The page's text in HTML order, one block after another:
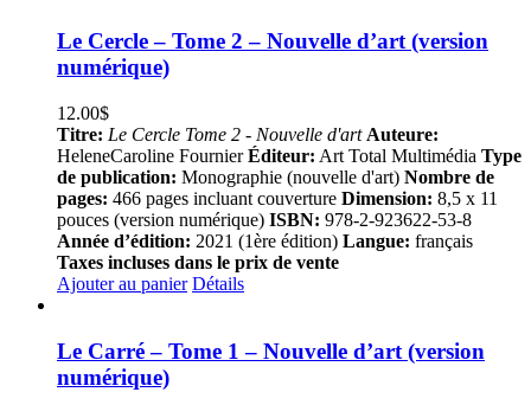
Le Cercle – Tome 2 – Nouvelle d’art (version
numérique)
12.00$
Titre: Le Cercle Tome 2 - Nouvelle d'art Auteure:
HeleneCaroline FournierÉditeur: Art Total Multimédia Type
de publication: Monographie (nouvelle d'art) Nombre de
pages: 466 pages incluant couverture Dimension: 8,5 x 11
pouces (version numérique) ISBN: 978-2-923622-53-8
Année d’édition: 2021 (1ère édition) Langue: français
Taxes incluses dans le prix de vente
Ajouter au panier Détails
Le Carré – Tome 1 – Nouvelle d’art (version
numérique)